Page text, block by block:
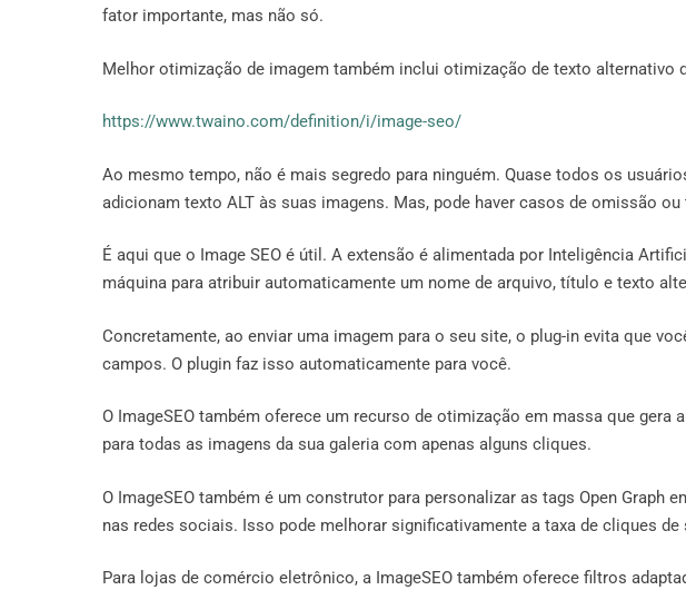
fator importante, mas não só.
Melhor otimização de imagem também inclui otimização de texto alternativo
https://www.twaino.com/definition/i/image-seo/
Ao mesmo tempo, não é mais segredo para ninguém. Quase todos os
adicionam texto ALT às suas imagens. Mas, pode haver casos de omissão ou
É aqui que o Image SEO é útil. A extensão é alimentada por Inteligência
máquina para atribuir automaticamente um nome de arquivo, título e texto
Concretamente, ao enviar uma imagem para o seu site, o plug-in evita que
campos. O plugin faz isso automaticamente para você.
O ImageSEO também oferece um recurso de otimização em massa que gera
para todas as imagens da sua galeria com apenas alguns cliques.
O ImageSEO também é um construtor para personalizar as tags Open Graph
nas redes sociais. Isso pode melhorar significativamente a taxa de cliques de
Para lojas de comércio eletrônico, a ImageSEO também oferece filtros